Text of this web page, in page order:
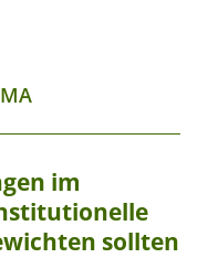
im
sollten